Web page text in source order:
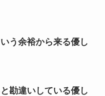
う余裕から来る優し
勘違いしている優し